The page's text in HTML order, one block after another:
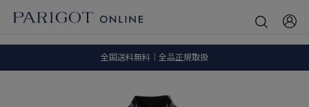
全国送料無料｜全品正規取扱